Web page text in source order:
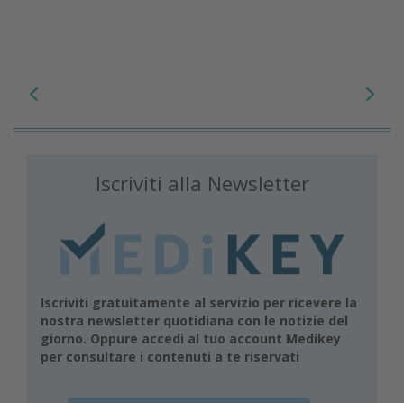
Iscriviti alla Newsletter
Iscriviti gratuitamente al servizio per ricevere la
nostra newsletter quotidiana con le notizie del
giorno. Oppure accedi al tuo account Medikey
per consultare i contenuti a te riservati